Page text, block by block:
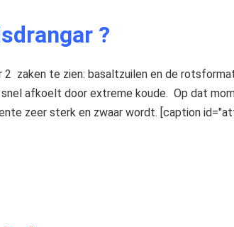
?
2 zaken te zien: basaltzuilen en de
afkoelt door extreme koude. Op dat
zeer sterk en zwaar wordt. [caption